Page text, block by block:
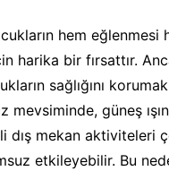
hem eğlenmesi
harika bir fırsattır.
sağlığını
mevsiminde, güneş
dış mekan aktiviteleri
etkileyebilir. Bu